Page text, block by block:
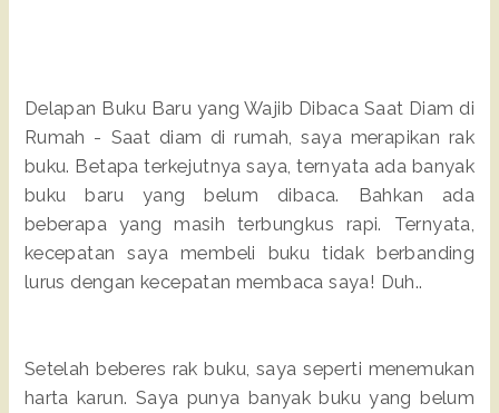
Delapan Buku Baru yang Wajib Dibaca Saat Diam di
Rumah - Saat diam di rumah, saya merapikan rak
buku. Betapa terkejutnya saya, ternyata ada banyak
buku baru yang belum dibaca. Bahkan ada
beberapa yang masih terbungkus rapi. Ternyata,
kecepatan saya membeli buku tidak berbanding
lurus dengan kecepatan membaca saya! Duh..
Setelah beberes rak buku, saya seperti menemukan
harta karun. Saya punya banyak buku yang belum